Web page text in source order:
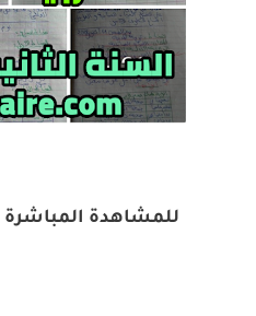
للمشاهدة المباشرة